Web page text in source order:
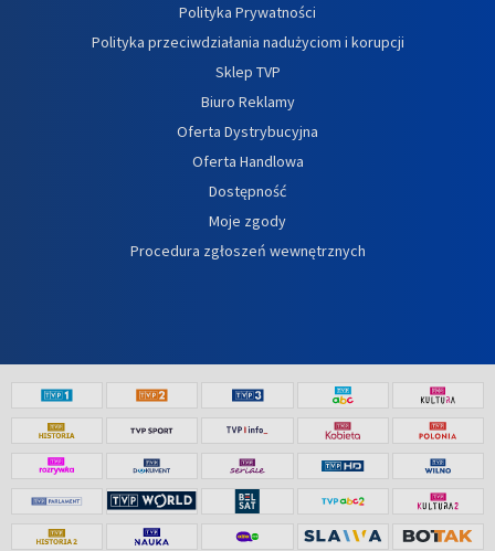
Polityka Prywatności
Polityka przeciwdziałania nadużyciom i korupcji
Sklep TVP
Biuro Reklamy
Oferta Dystrybucyjna
Oferta Handlowa
Dostępność
Moje zgody
Procedura zgłoszeń wewnętrznych